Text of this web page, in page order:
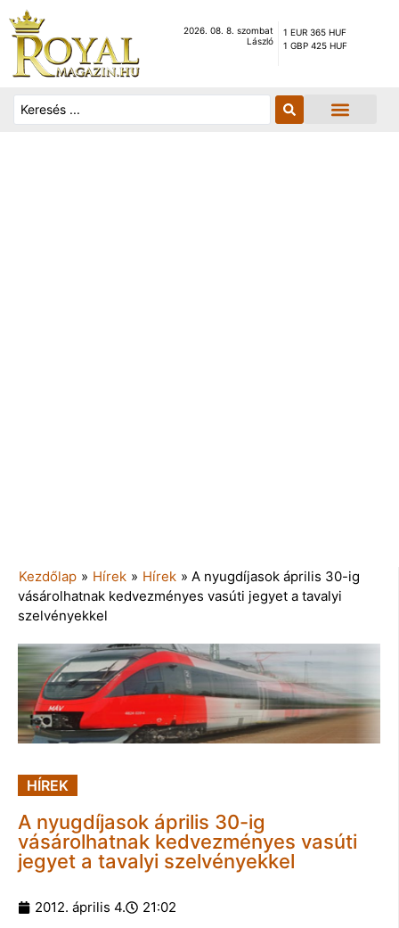
2026. 08. 8. szombat
László
1 EUR 365 HUF
1 GBP 425 HUF
Kezdőlap » Hírek » Hírek » A nyugdíjasok április 30-ig
vásárolhatnak kedvezményes vasúti jegyet a tavalyi
szelvényekkel
HÍREK
A nyugdíjasok április 30-ig
vásárolhatnak kedvezményes vasúti
jegyet a tavalyi szelvényekkel
2012. április 4. 21:02